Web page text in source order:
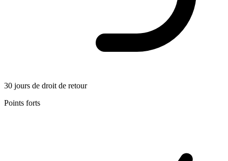
30 jours de droit de retour
Points forts